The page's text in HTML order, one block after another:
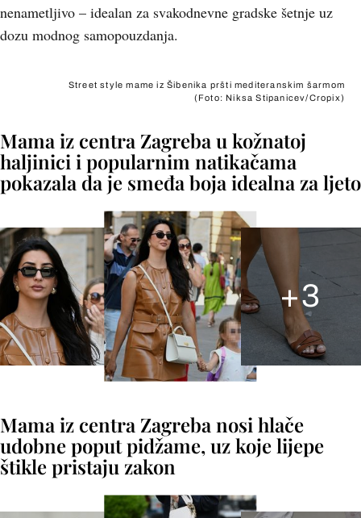
nenametljivo – idealan za svakodnevne gradske šetnje uz
dozu modnog samopouzdanja.
Street style mame iz Šibenika pršti mediteranskim šarmom
(Foto: Niksa Stipanicev/Cropix)
Mama iz centra Zagreba u kožnatoj
haljinici i popularnim natikačama
pokazala da je smeđa boja idealna za ljeto
+3
Mama iz centra Zagreba nosi hlače
udobne poput pidžame, uz koje lijepe
štikle pristaju zakon